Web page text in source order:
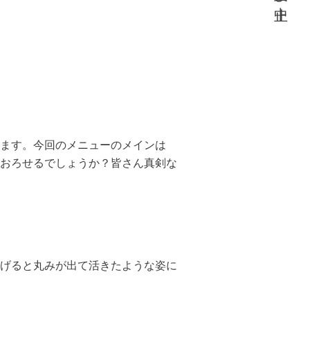
す。今回のメニューのメインは
ろせるでしょうか？皆さん真剣な
ると丸みが出て活きたような姿に